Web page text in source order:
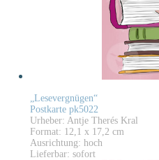
„Lesevergnügen“
Postkarte pk5022
Urheber: Antje Therés Kral
Format: 12,1 x 17,2 cm
Ausrichtung: hoch
Lieferbar: sofort